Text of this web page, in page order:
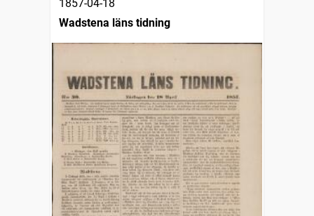
1857-04-18
Wadstena läns tidning